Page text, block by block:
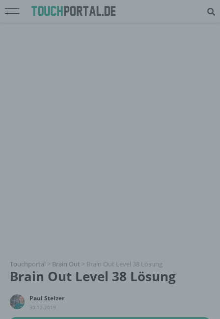
Touchportal > Brain Out > Brain Out Level 38 Lösung
Brain Out Level 38 Lösung
Paul Stelzer
30.12.2019